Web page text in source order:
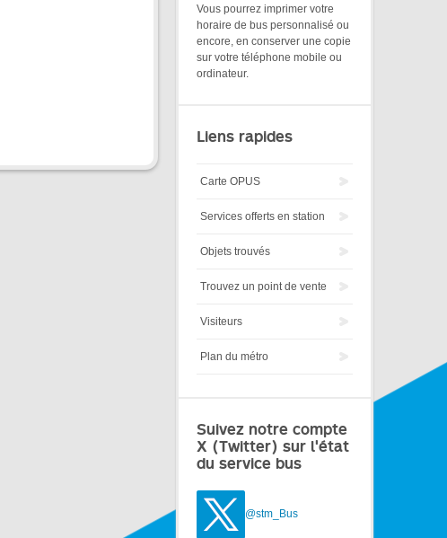
Vous pourrez imprimer votre
horaire de bus personnalisé ou
encore, en conserver une copie
sur votre téléphone mobile ou
ordinateur.
Liens rapides
Carte OPUS
Services offerts en station
Objets trouvés
Trouvez un point de vente
Visiteurs
Plan du métro
Suivez notre compte
X (Twitter) sur l'état
du service bus
@stm_Bus